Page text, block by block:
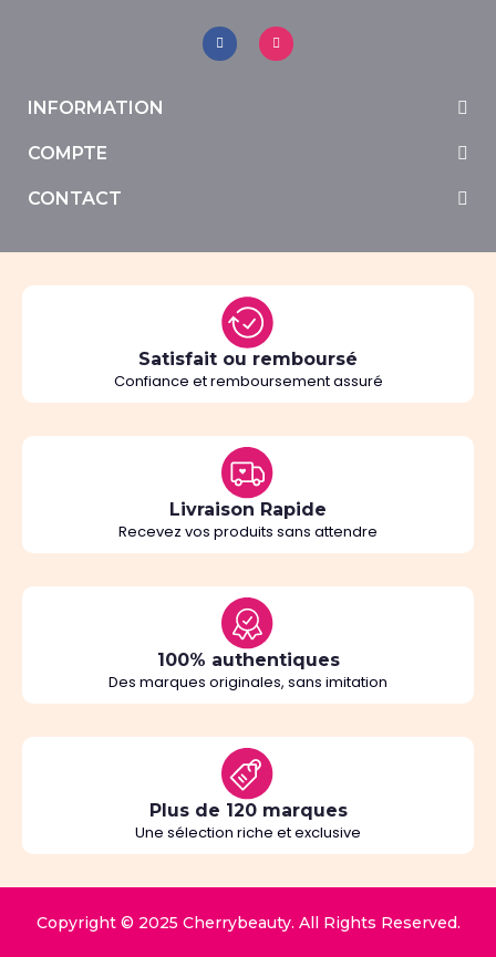
INFORMATION
COMPTE
CONTACT
Satisfait ou remboursé
Confiance et remboursement assuré
Livraison Rapide
Recevez vos produits sans attendre
100% authentiques
Des marques originales, sans imitation
Plus de 120 marques
Une sélection riche et exclusive
Copyright © 2025 Cherrybeauty. All Rights Reserved.